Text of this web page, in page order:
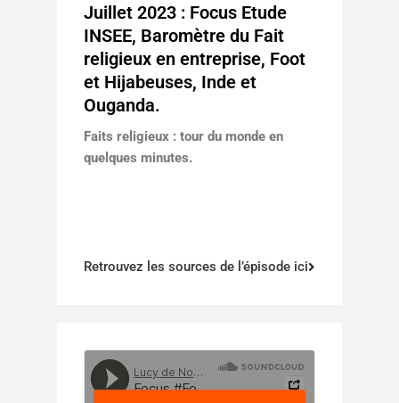
Juillet 2023 : Focus Etude
INSEE, Baromètre du Fait
religieux en entreprise, Foot
et Hijabeuses, Inde et
Ouganda.
Faits religieux : tour du monde en
quelques minutes.
Retrouvez les sources de l’épisode ici